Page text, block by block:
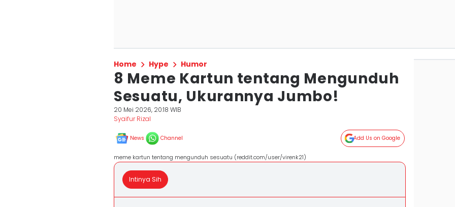
Home Hype Humor
8 Meme Kartun tentang Mengunduh
Sesuatu, Ukurannya Jumbo!
20 Mei 2026, 20:18 WIB
Syaifur Rizal
News Channel Add Us on Google
meme kartun tentang mengunduh sesuatu (reddit.com/user/virenk21)
Intinya Sih